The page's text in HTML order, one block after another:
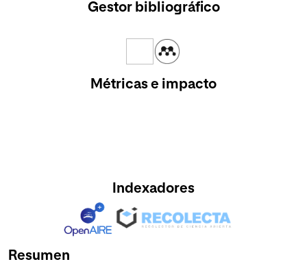
Gestor bibliográfico
Métricas e impacto
Indexadores
Resumen